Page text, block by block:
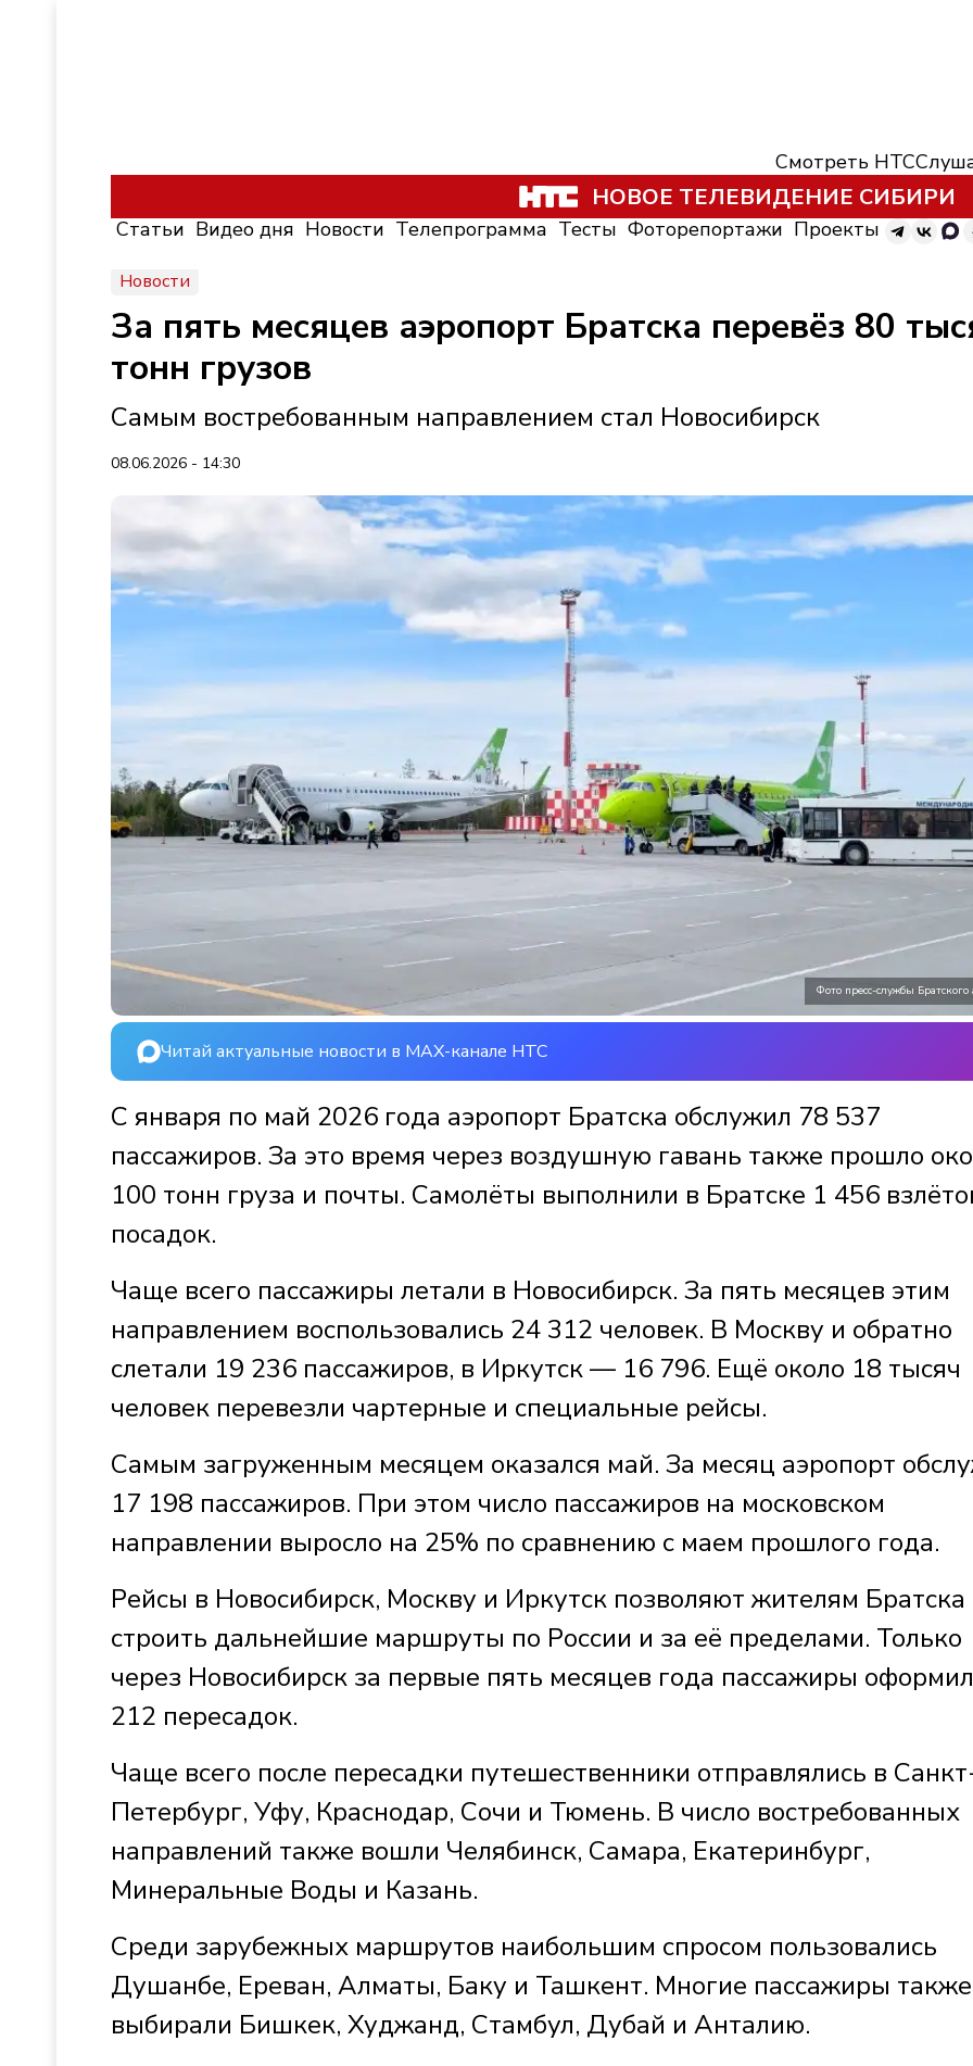
Смотреть НТС
НОВОЕ ТЕЛЕВИДЕНИЕ СИБИРИ
Статьи Видео дня Новости Телепрограмма Тесты Фоторепортажи Проекты
Новости
За пять месяцев аэропорт Братска перевёз 80
тонн грузов
Самым востребованным направлением стал Новосибирск
08.06.2026 - 14:30
Фото пресс-службы Братского
Читай актуальные новости в MAX-канале НТС
С января по май 2026 года аэропорт Братска обслужил 78 537
пассажиров. За это время через воздушную гавань также прошло
100 тонн груза и почты. Самолёты выполнили в Братске 1 456
посадок.
Чаще всего пассажиры летали в Новосибирск. За пять месяцев этим
направлением воспользовались 24 312 человек. В Москву и обратно
слетали 19 236 пассажиров, в Иркутск — 16 796. Ещё около 18 тысяч
человек перевезли чартерные и специальные рейсы.
Самым загруженным месяцем оказался май. За месяц аэропорт
17 198 пассажиров. При этом число пассажиров на московском
направлении выросло на 25% по сравнению с маем прошлого года.
Рейсы в Новосибирск, Москву и Иркутск позволяют жителям Братска
строить дальнейшие маршруты по России и за её пределами. Только
через Новосибирск за первые пять месяцев года пассажиры
212 пересадок.
Чаще всего после пересадки путешественники отправлялись в
Петербург, Уфу, Краснодар, Сочи и Тюмень. В число востребованных
направлений также вошли Челябинск, Самара, Екатеринбург,
Минеральные Воды и Казань.
Среди зарубежных маршрутов наибольшим спросом пользовались
Душанбе, Ереван, Алматы, Баку и Ташкент. Многие пассажиры также
выбирали Бишкек, Худжанд, Стамбул, Дубай и Анталию.